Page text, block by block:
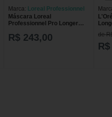
Marca: Loreal Professionnel
Máscara Loreal
Professionnel Pro Longer
R$ 243,00
de